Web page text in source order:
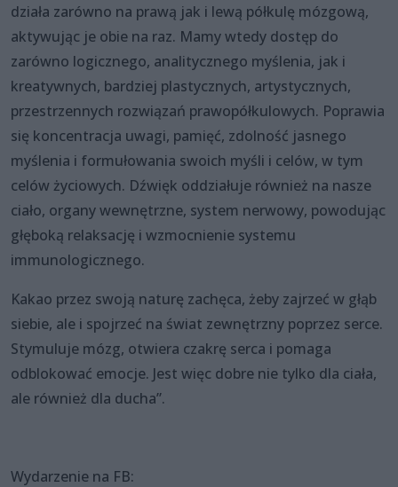
działa zarówno na prawą jak i lewą półkulę mózgową,
aktywując je obie na raz. Mamy wtedy dostęp do
zarówno logicznego, analitycznego myślenia, jak i
kreatywnych, bardziej plastycznych, artystycznych,
przestrzennych rozwiązań prawopółkulowych. Poprawia
się koncentracja uwagi, pamięć, zdolność jasnego
myślenia i formułowania swoich myśli i celów, w tym
celów życiowych. Dźwięk oddziałuje również na nasze
ciało, organy wewnętrzne, system nerwowy, powodując
głęboką relaksację i wzmocnienie systemu
immunologicznego.
Kakao przez swoją naturę zachęca, żeby zajrzeć w głąb
siebie, ale i spojrzeć na świat zewnętrzny poprzez serce.
Stymuluje mózg, otwiera czakrę serca i pomaga
odblokować emocje. Jest więc dobre nie tylko dla ciała,
ale również dla ducha”.
Wydarzenie na FB: